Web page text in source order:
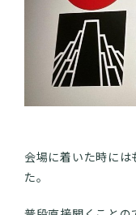
会場に着いた時に
た。